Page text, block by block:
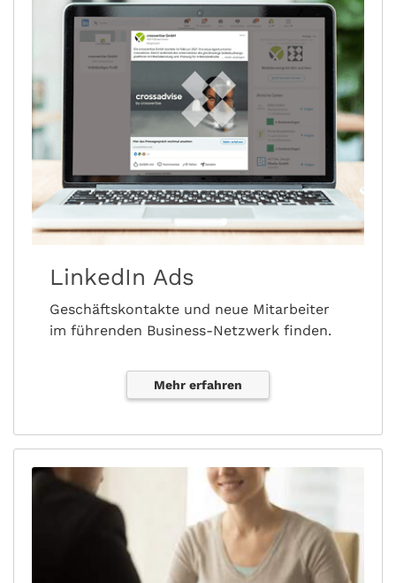
LinkedIn Ads
Geschäftskontakte und neue Mitarbeiter
im führenden Business-Netzwerk finden.
Mehr erfahren